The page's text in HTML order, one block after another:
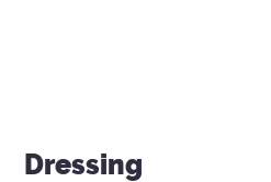
Dressing